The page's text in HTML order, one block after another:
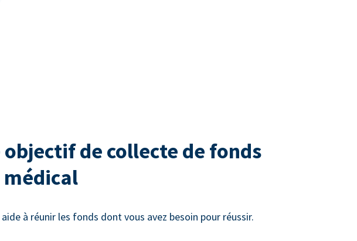
de collecte de fonds
médical
à réunir les fonds dont vous avez besoin pour réussir.